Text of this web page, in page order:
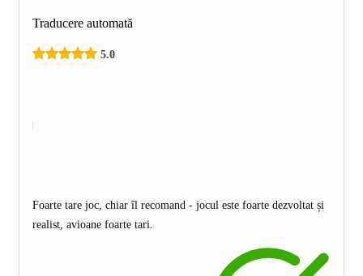
Traducere automată
5.0
Foarte tare joc, chiar îl recomand - jocul este foarte dezvoltat și
realist, avioane foarte tari.